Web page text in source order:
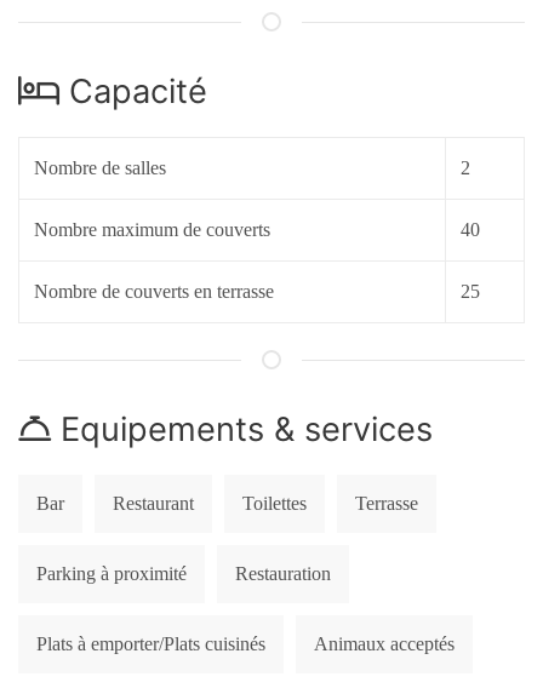
Capacité
Nombre de salles 2
Nombre maximum de couverts 40
Nombre de couverts en terrasse 25
Equipements & services
Bar Restaurant Toilettes Terrasse
Parking à proximité Restauration
Plats à emporter/Plats cuisinés Animaux acceptés